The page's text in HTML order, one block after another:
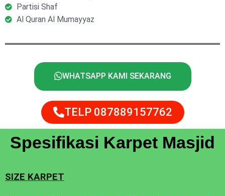
Partisi Shaf
Al Quran Al Mumayyaz
WHATSAPP KAMI SEKARANG
TELP 087889157762
Spesifikasi Karpet Masjid
SIZE KARPET